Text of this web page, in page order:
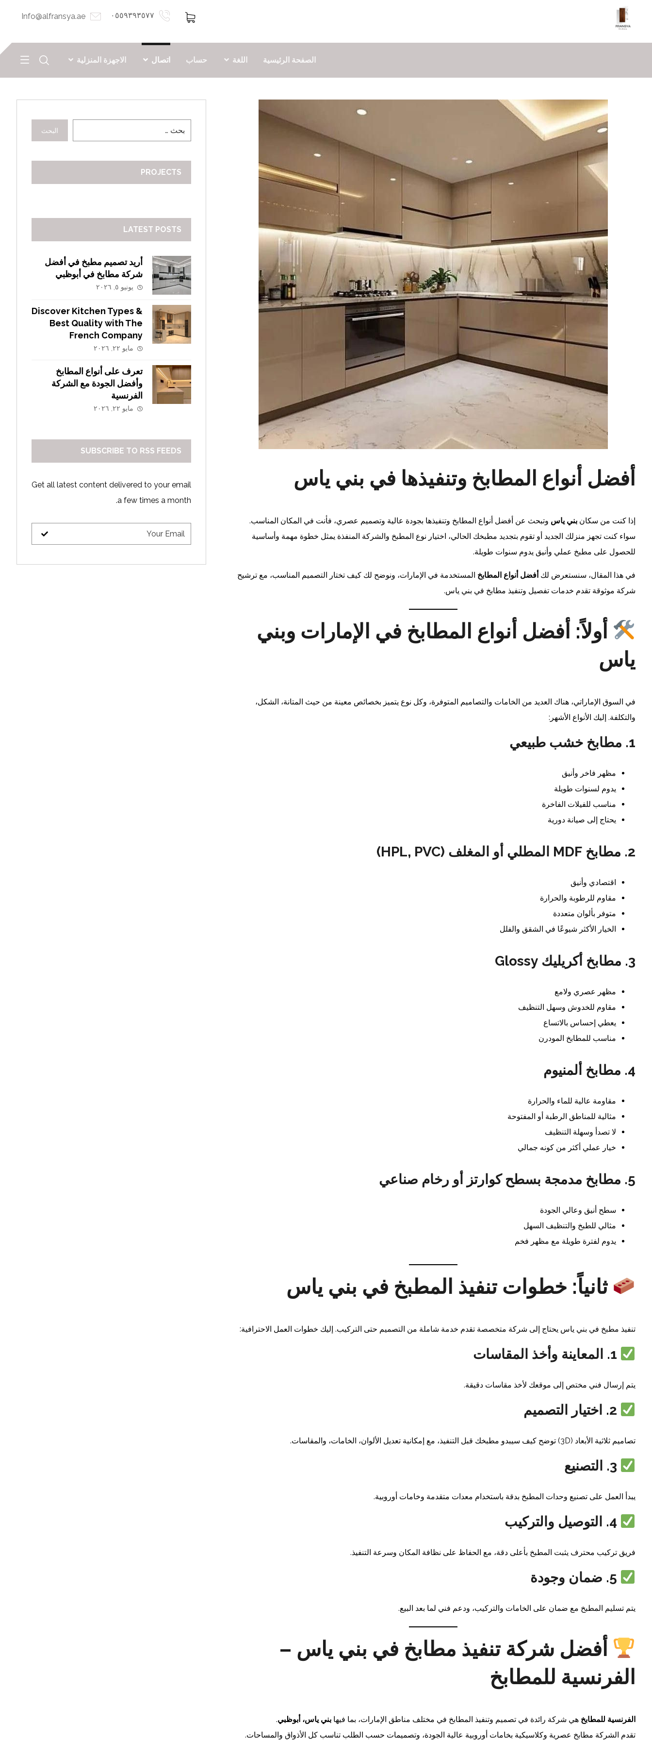
Info@alfransya.ae ٠٥٥٩٣٩٣٥٧٧
الصفحة الرئيسية اللغة حساب اتصال الاجهزة المنزلية
أفضل أنواع المطابخ وتنفيذها في بني ياس
إذا كنت من سكان بني ياس وتبحث عن أفضل أنواع المطابخ وتنفيذها بجودة عالية وتصميم عصري، فأنت في المكان المناسب.
سواء كنت تجهز منزلك الجديد أو تقوم بتجديد مطبخك الحالي، اختيار نوع المطبخ والشركة المنفذة يمثل خطوة مهمة وأساسية
للحصول على مطبخ عملي وأنيق يدوم سنوات طويلة.
في هذا المقال، سنستعرض لك أفضل أنواع المطابخ المستخدمة في الإمارات، ونوضح لك كيف تختار التصميم المناسب، مع ترشيح
شركة موثوقة تقدم خدمات تفصيل وتنفيذ مطابخ في بني ياس.
أولاً: أفضل أنواع المطابخ في الإمارات وبني
ياس
في السوق الإماراتي، هناك العديد من الخامات والتصاميم المتوفرة، وكل نوع يتميز بخصائص معينة من حيث المتانة، الشكل،
والتكلفة. إليك الأنواع الأشهر:
1. مطابخ خشب طبيعي
مظهر فاخر وأنيق
يدوم لسنوات طويلة
مناسب للفيلات الفاخرة
يحتاج إلى صيانة دورية
2. مطابخ MDF المطلي أو المغلف (HPL, PVC)
اقتصادي وأنيق
مقاوم للرطوبة والحرارة
متوفر بألوان متعددة
الخيار الأكثر شيوعًا في الشقق والفلل
3. مطابخ أكريليك Glossy
مظهر عصري ولامع
مقاوم للخدوش وسهل التنظيف
يعطي إحساس بالاتساع
مناسب للمطابخ المودرن
4. مطابخ ألمنيوم
مقاومة عالية للماء والحرارة
مثالية للمناطق الرطبة أو المفتوحة
لا تصدأ وسهلة التنظيف
خيار عملي أكثر من كونه جمالي
5. مطابخ مدمجة بسطح كوارتز أو رخام صناعي
سطح أنيق وعالي الجودة
مثالي للطبخ والتنظيف السهل
يدوم لفترة طويلة مع مظهر فخم
ثانياً: خطوات تنفيذ المطبخ في بني ياس
تنفيذ مطبخ في بني ياس يحتاج إلى شركة متخصصة تقدم خدمة شاملة من التصميم حتى التركيب. إليك خطوات العمل الاحترافية:
يتم إرسال فني مختص إلى موقعك لأخذ مقاسات دقيقة.
تصاميم ثلاثية الأبعاد (3D) توضح كيف سيبدو مطبخك قبل التنفيذ، مع إمكانية تعديل الألوان، الخامات، والمقاسات.
يبدأ العمل على تصنيع وحدات المطبخ بدقة باستخدام معدات متقدمة وخامات أوروبية.
فريق تركيب محترف يثبت المطبخ بأعلى دقة، مع الحفاظ على نظافة المكان وسرعة التنفيذ.
يتم تسليم المطبخ مع ضمان على الخامات والتركيب، ودعم فني لما بعد البيع.
أفضل شركة تنفيذ مطابخ في بني ياس –
الفرنسية للمطابخ
الفرنسية للمطابخ هي شركة رائدة في تصميم وتنفيذ المطابخ في مختلف مناطق الإمارات، بما فيها بني ياس، أبوظبي.
تقدم الشركة مطابخ عصرية وكلاسيكية بخامات أوروبية عالية الجودة، وتصميمات حسب الطلب تناسب كل الأذواق والمساحات.
البحث
PROJECTS
LATEST POSTS
أريد تصميم مطبخ في أفضل
شركة مطابخ في أبوظبي
يونيو ٥, ٢٠٢٦
Discover Kitchen Types &
Best Quality with The
French Company
مايو ٢٢, ٢٠٢٦
تعرف على أنواع المطابخ
وأفضل الجودة مع الشركة
الفرنسية
مايو ٢٢, ٢٠٢٦
SUBSCRIBE TO RSS FEEDS
Get all latest content delivered to your email
a few times a month.